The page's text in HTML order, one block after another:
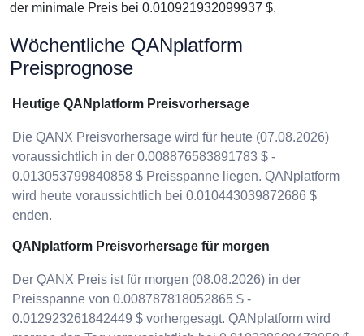
der minimale Preis bei 0.010921932099937 $.
Wöchentliche QANplatform
Preisprognose
Heutige QANplatform Preisvorhersage
Die QANX Preisvorhersage wird für heute (07.08.2026)
voraussichtlich in der 0.008876583891783 $ -
0.013053799840858 $ Preisspanne liegen. QANplatform
wird heute voraussichtlich bei 0.010443039872686 $
enden.
QANplatform Preisvorhersage für morgen
Der QANX Preis ist für morgen (08.08.2026) in der
Preisspanne von 0.008787818052865 $ -
0.012923261842449 $ vorhergesagt. QANplatform wird